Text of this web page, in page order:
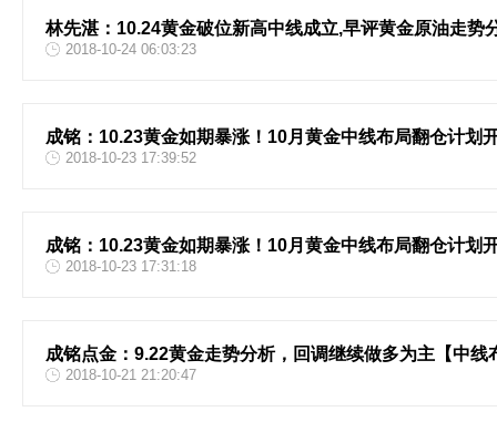
林先湛：10.24黄金破位新高中线成立,早评黄金原油走势
2018-10-24 06:03:23
成铭：10.23黄金如期暴涨！10月黄金中线布局翻仓计划
2018-10-23 17:39:52
成铭：10.23黄金如期暴涨！10月黄金中线布局翻仓计划
2018-10-23 17:31:18
成铭点金：9.22黄金走势分析，回调继续做多为主【中线
2018-10-21 21:20:47